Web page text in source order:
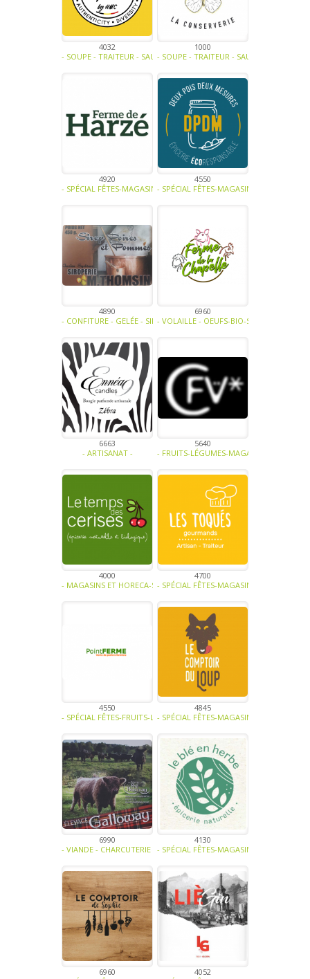
4032
- SOUPE - TRAITEUR - SAUCE- TAPENADE-VIANDE - CHARCUTERIE -
1000
- SOUPE - TRAITEUR - SAUCE-
4920
- SPÉCIAL FÊTES-MAGASINS ET HORECA-FRUITS-LÉGUMES-EAUX -
4550
- SPÉCIAL FÊTES-MAGASINS ET HORECA-
4890
- CONFITURE - GELÉE - SIROP -
6960
- VOLAILLE - OEUFS-BIO-SPÉCIAL FÊTES-
6663
- ARTISANAT -
5640
- FRUITS-LÉGUMES-MAGASINS ET
4000
- MAGASINS ET HORECA-SOUPE - TRAITEUR - SAUCE- TAPENADE-
4700
- SPÉCIAL FÊTES-MAGASINS ET HORECA-
4550
- SPÉCIAL FÊTES-FRUITS-LÉGUMES-PLANTE AROMATIQUE - EPICE-
4845
- SPÉCIAL FÊTES-MAGASINS ET HORECA-
6990
- VIANDE - CHARCUTERIE - TRAITEUR-BIO -
4130
- SPÉCIAL FÊTES-MAGASINS ET HORECA-
6960
4052